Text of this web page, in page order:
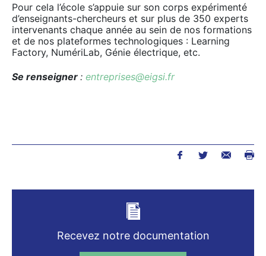
Pour cela l’école s’appuie sur son corps expérimenté
d’enseignants-chercheurs et sur plus de 350 experts
intervenants chaque année au sein de nos formations
et de nos plateformes technologiques : Learning
Factory, NumériLab, Génie électrique, etc.
Se renseigner : entreprises@eigsi.fr
Recevez notre documentation